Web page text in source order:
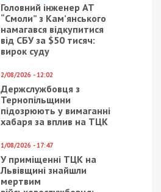
Головний інженер АТ
“Смоли” з Кам’янського
намагався відкупитися
від СБУ за $50 тисяч:
вирок суду
2/08/2026 - 12:02
Держслужбовця з
Тернопільщини
підозрюють у вимаганні
хабаря за вплив на ТЦК
1/08/2026 - 17:47
У приміщенні ТЦК на
Львівщині знайшли
мертвим